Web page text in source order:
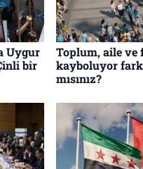
Uygur
bir
Toplum, aile ve
kayboluyor
mısınız?